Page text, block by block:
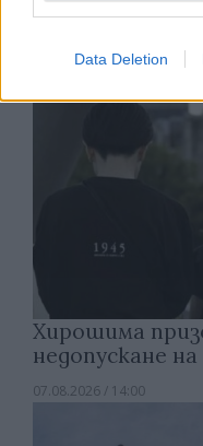
Data Deletion
Хирошима
недопускане
07.08.2026 / 14:00